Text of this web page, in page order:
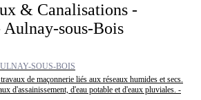
& Canalisations -
sous-Bois
SOUS-BOIS
de maçonnerie liés aux réseaux humides et secs.
d'assainissement, d'eau potable et d'eaux pluviales. -